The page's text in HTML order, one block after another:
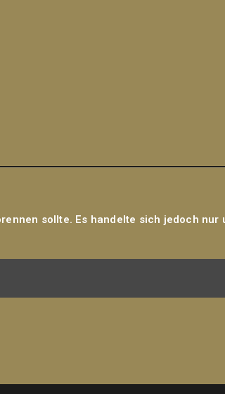
sollte. Es handelte sich jedoch